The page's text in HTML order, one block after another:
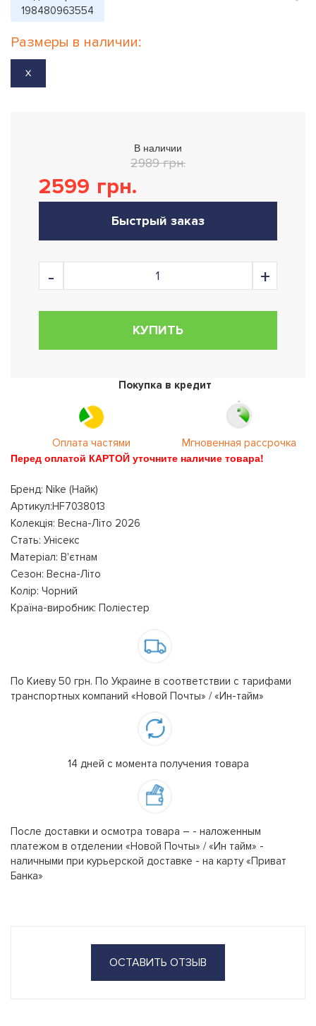
198480963554
Размеры в наличии:
X
В наличии
2989 грн.
2599 грн.
Быстрый заказ
КУПИТЬ
Покупка в кредит
Оплата частями Мгновенная рассрочка
Перед оплатой КАРТОЙ уточните наличие товара!
Бренд: Nike (Найк)
Артикул:HF7038013
Колекція: Весна-Літо 2026
Стать: Унісекс
Матеріал: В'єтнам
Сезон: Весна-Літо
Колір: Чорний
Країна-виробник: Поліестер
По Киеву 50 грн. По Украине в соответствии с тарифами
транспортных компаний «Новой Почты» / «Ин-тайм»
14 дней с момента получения товара
После доставки и осмотра товара – - наложенным
платежом в отделении «Новой Почты» / «Ин тайм» -
наличными при курьерской доставке - на карту «Приват
Банка»
ОСТАВИТЬ ОТЗЫВ